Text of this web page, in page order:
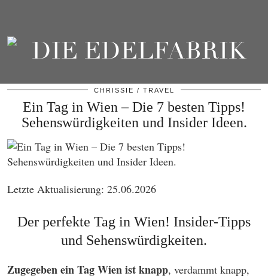
CHRISSIE TRAVEL
Ein Tag in Wien – Die 7 besten Tipps!
Sehenswürdigkeiten und Insider Ideen.
Letzte Aktualisierung: 25.06.2026
Der perfekte Tag in Wien! Insider-Tipps
und Sehenswürdigkeiten.
Zugegeben ein Tag Wien ist knapp, verdammt knapp,